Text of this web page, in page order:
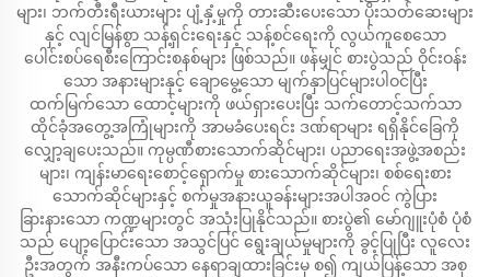
များ၊ ဘက်တီးရီးယားများ ပျံ့နှံ့မှုကို တားဆီးပေးသော ပိုးသတ်ဆေးများ
နှင့် လျင်မြန်စွာ သန့်ရှင်းရေးနှင့် သန့်စင်ရေးကို လွယ်ကူစေသော
ပေါင်းစပ်ရေစီးကြောင်းစနစ်များ ဖြစ်သည်။ ဖန်မျှင် စားပွဲသည် ဝိုင်းဝန်း
သော အနားများနှင့် ချောမွေ့သော မျက်နှာပြင်များပါဝင်ပြီး
ထက်မြက်သော ထောင့်များကို ဖယ်ရှားပေးပြီး သက်တောင့်သက်သာ
ထိုင်ခုံအတွေ့အကြုံများကို အာမခံပေးရင်း ဒဏ်ရာများ ရရှိနိုင်ခြေကို
လျှော့ချပေးသည်။ ကုမ္ပဏီစားသောက်ဆိုင်များ၊ ပညာရေးအဖွဲ့အစည်း
များ၊ ကျန်းမာရေးစောင့်ရှောက်မှု စားသောက်ဆိုင်များ၊ စစ်ရေးစား
သောက်ဆိုင်များနှင့် စက်မှုအနားယူခန်းများအပါအဝင် ကွဲပြား
ခြားနားသော ကဏ္ဍများတွင် အသုံးပြုနိုင်သည်။ စားပွဲ၏ မော်ဂျူးပုံစံ ပုံစံ
သည် ပျော့ပြောင်းသော အသွင်ပြင် ရွေးချယ်မှုများကို ခွင့်ပြုပြီး လူလေး
ဦးအတွက် အနီးကပ်သော နေရာချထားခြင်းမှ စ၍ ကျယ်ပြန့်သော အစု